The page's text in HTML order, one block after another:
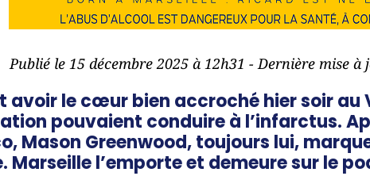
Publié le 15 décembre 2025 à 12h31 - Dernière mise
avoir lecœurbien accroché hier soir au
pouvaient conduire à l’infarctus.
Mason Greenwood, toujours lui,
Marseille l’emporte et demeure sur le